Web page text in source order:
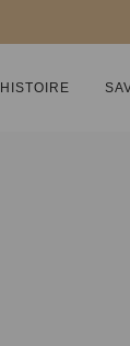
HISTOIRE